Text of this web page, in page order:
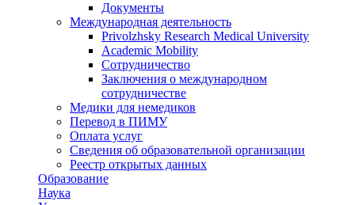
Документы
Международная деятельность
Privolzhsky Research Medical University
Academic Mobility
Сотрудничество
Заключения о международном
сотрудничестве
Медики для немедиков
Перевод в ПИМУ
Оплата услуг
Сведения об образовательной организации
Реестр открытых данных
Образование
Наука